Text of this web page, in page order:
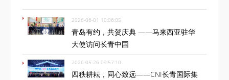
2026-06-01 10:06:05
青岛有约，共贺庆典 ——马来西亚驻华
大使访问长青中国
2026-05-26 09:57:10
四秩耕耘，同心致远——CNI长青国际集